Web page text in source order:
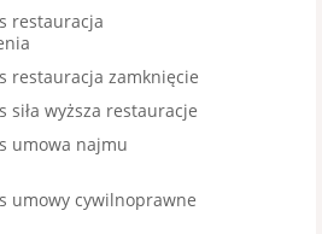
restauracja
restauracja zamknięcie
siła wyższa restauracje
umowa najmu
umowy cywilnoprawne